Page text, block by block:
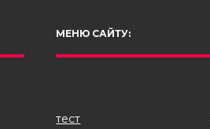
МЕНЮ САЙТУ:
тест